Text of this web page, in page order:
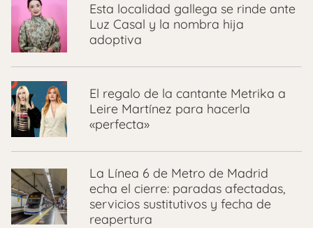
Esta localidad gallega se rinde ante
Luz Casal y la nombra hija
adoptiva
El regalo de la cantante Metrika a
Leire Martínez para hacerla
«perfecta»
La Línea 6 de Metro de Madrid
echa el cierre: paradas afectadas,
servicios sustitutivos y fecha de
reapertura